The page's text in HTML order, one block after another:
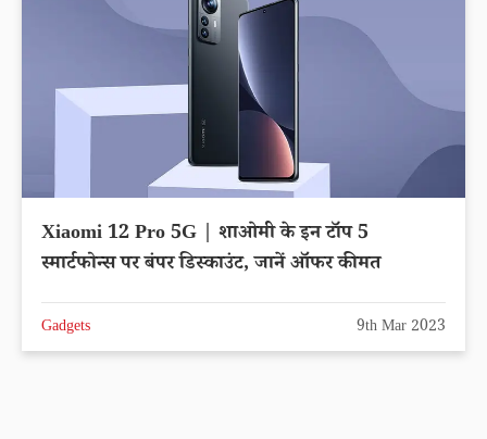
Xiaomi 12 Pro 5G | शाओमी के इन टॉप 5
स्मार्टफोन्स पर बंपर डिस्काउंट, जानें ऑफर कीमत
Gadgets 9th Mar 2023